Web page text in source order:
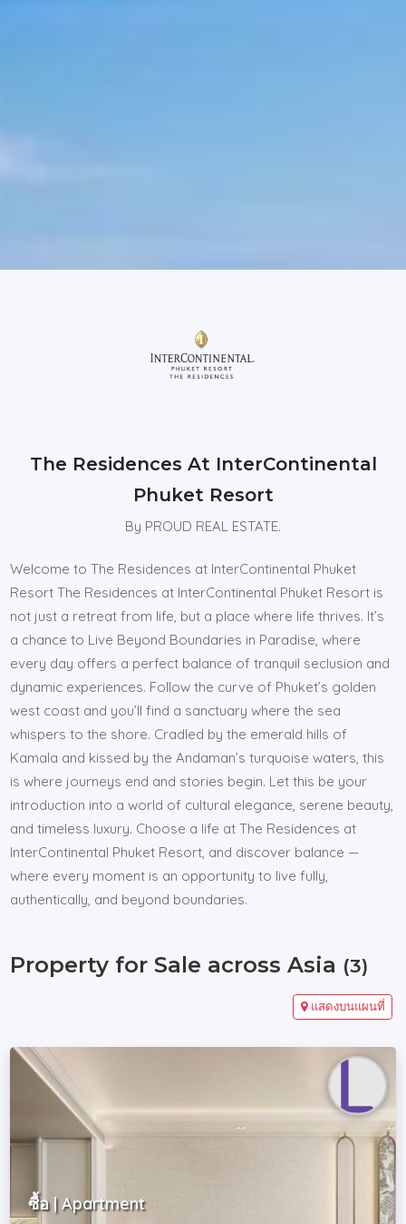
The Residences At InterContinental
Phuket Resort
By PROUD REAL ESTATE.
Welcome to The Residences at InterContinental Phuket
Resort The Residences at InterContinental Phuket Resort is
not just a retreat from life, but a place where life thrives. It’s
a chance to Live Beyond Boundaries in Paradise, where
every day offers a perfect balance of tranquil seclusion and
dynamic experiences. Follow the curve of Phuket’s golden
west coast and you’ll find a sanctuary where the sea
whispers to the shore. Cradled by the emerald hills of
Kamala and kissed by the Andaman’s turquoise waters, this
is where journeys end and stories begin. Let this be your
introduction into a world of cultural elegance, serene beauty,
and timeless luxury. Choose a life at The Residences at
InterContinental Phuket Resort, and discover balance —
where every moment is an opportunity to live fully,
authentically, and beyond boundaries.
Property for Sale across Asia (3)
แสดงบนแผนที่
ซื้อ | Apartment